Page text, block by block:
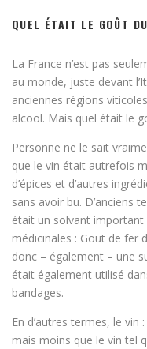
QUEL ÉTAIT LE GOÛT
La France n’est pas
au monde, juste devant
anciennes régions
alcool. Mais quel était le
Personne ne le sait
que le vin était autrefois
d’épices et d’autres
sans avoir bu. D’anciens
était un solvant important
médicinales : Gout de fer
donc – également – une
était également utilisé
bandages.
En d’autres termes, le
mais moins que le vin tel